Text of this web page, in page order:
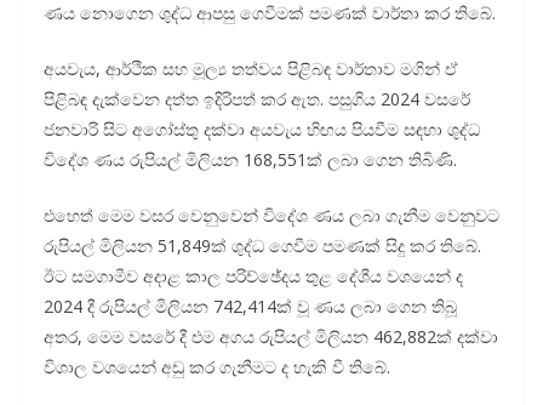
ණය නොගෙන ශුද්ධ ආපසු ගෙවීමක් පමණක් වාර්තා කර තිබේ.
අයවැය, ආර්ථික සහ මූල්‍ය තත්වය පිළිබඳ වාර්තාව මගින් ඒ
පිළිබඳ දැක්වෙන දත්ත ඉදිරිපත් කර ඇත. පසුගිය 2024 වසරේ
ජනවාරි සිට අගෝස්තු දක්වා අයවැය හිඟය පියවීම සඳහා ශුද්ධ
විදේශ ණය රුපියල් මිලියන 168,551ක් ලබා ගෙන තිබිණි.
එහෙත් මෙම වසර වෙනුවෙන් විදේශ ණය ලබා ගැනීම වෙනුවට
රුපියල් මිලියන 51,849ක් ශුද්ධ ගෙවීම පමණක් සිදු කර තිබේ.
ඊට සමගාමීව අදාළ කාල පරිච්ඡේදය තුළ දේශීය වශයෙන් ද
2024 දී රුපියල් මිලියන 742,414ක් වූ ණය ලබා ගෙන තිබූ
අතර, මෙම වසරේ දී එම අගය රුපියල් මිලියන 462,882ක් දක්වා
විශාල වශයෙන් අඩු කර ගැනීමට ද හැකි වී තිබේ.